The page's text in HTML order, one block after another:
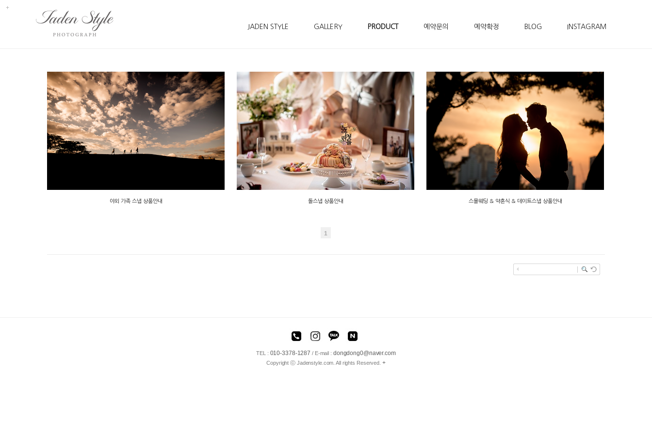
JADEN STYLE GALLERY PRODUCT 예약문의 예약확정 BLOG INSTAGRAM
Promotion
야외 가족 스냅 상품안내
야외 가족 스냅 상품안내
돌스냅 상품안내
돌스냅 상품안내
스몰웨딩 & 약혼식 & 데이트스냅 상품안내
스몰웨딩 & 약혼식 & 데이트스냅 상품안내
1
TEL : 010-3378-1287 / E-mail : dongdong0@naver.com
Copyright ⓒ Jadenstyle.com. All rights Reserved. +